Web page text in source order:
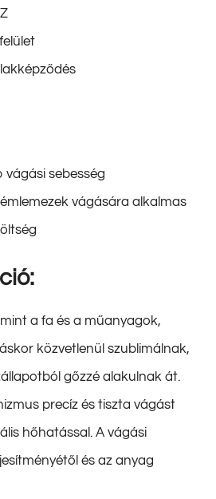
vágási sebesség
vágására alkalmas
a fa és a műanyagok,
közvetlenül szublimálnak,
gőzzé alakulnak át.
precíz és tiszta vágást
hőhatással. A vágási
és az anyag